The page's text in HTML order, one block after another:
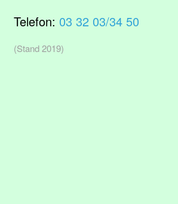
Telefon: 03 32 03/34 50
(Stand 2019)